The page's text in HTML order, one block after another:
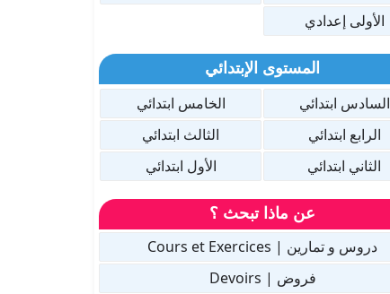
الأولى إعدادي
المستوى الإبتدائي
السادس ابتدائي
الخامس ابتدائي
الرابع ابتدائي
الثالث ابتدائي
الثاني ابتدائي
الأول ابتدائي
عن ماذا تبحث ؟
دروس و تمارين | Cours et Exercices
فروض | Devoirs